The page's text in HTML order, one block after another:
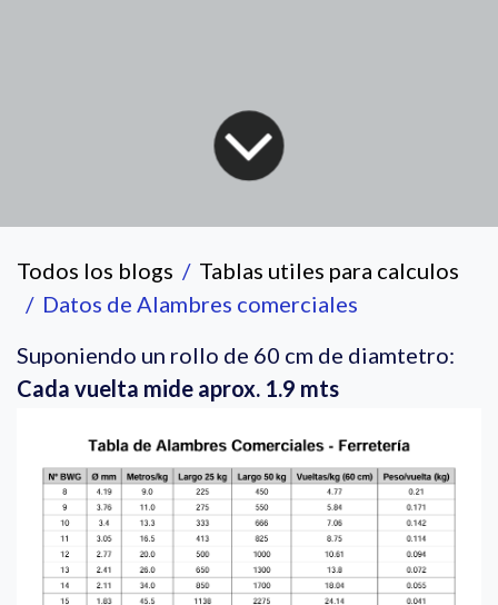
Todos los blogs
Tablas utiles para calculos
Datos de Alambres comerciales
Suponiendo un rollo de 60 cm de diamtetro:
Cada vuelta mide aprox. 1.9 mts